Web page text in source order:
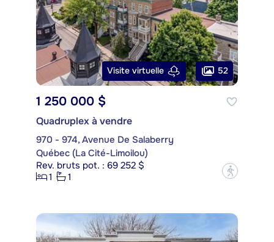
Visite virtuelle 52
1 250 000 $
Quadruplex à vendre
970 - 974, Avenue De Salaberry
Québec (La Cité-Limoilou)
Rev. bruts pot. : 69 252 $
1
1 ?